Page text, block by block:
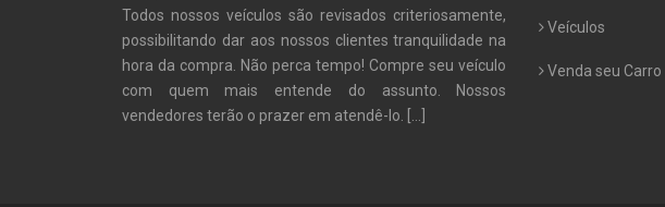
Todos nossos veículos são revisados criteriosamente,
possibilitando dar aos nossos clientes tranquilidade na
hora da compra. Não perca tempo! Compre seu veículo
com quem mais entende do assunto. Nossos
vendedores terão o prazer em atendê-lo.
Veículos
Venda seu Carro